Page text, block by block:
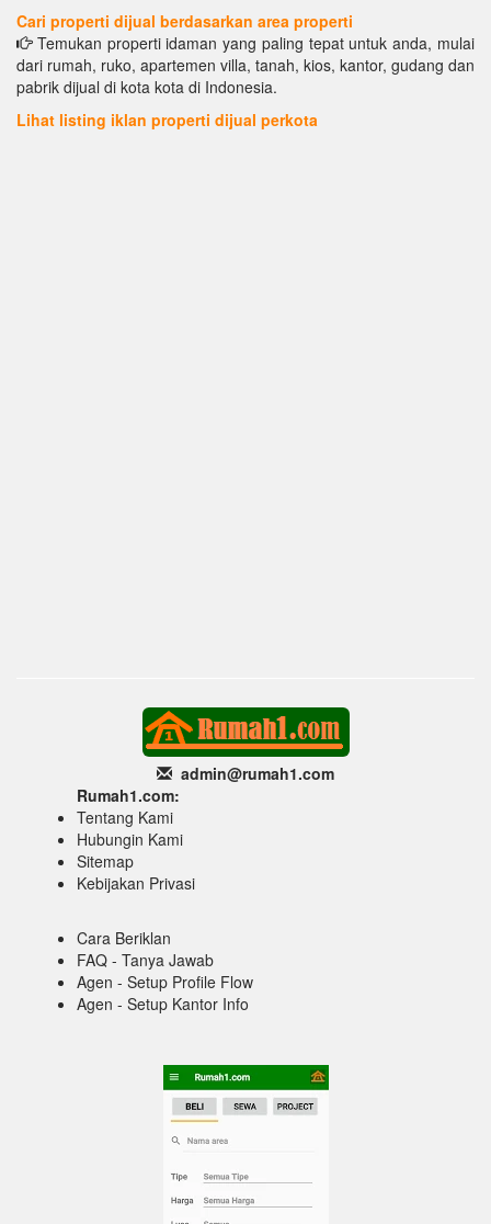
Cari properti dijual berdasarkan area properti
Temukan properti idaman yang paling tepat untuk anda, mulai
dari rumah, ruko, apartemen villa, tanah, kios, kantor, gudang dan
pabrik dijual di kota kota di Indonesia.
Lihat listing iklan properti dijual perkota
admin@rumah1.com
Rumah1.com:
Tentang Kami
Hubungin Kami
Sitemap
Kebijakan Privasi
Cara Beriklan
FAQ - Tanya Jawab
Agen - Setup Profile Flow
Agen - Setup Kantor Info